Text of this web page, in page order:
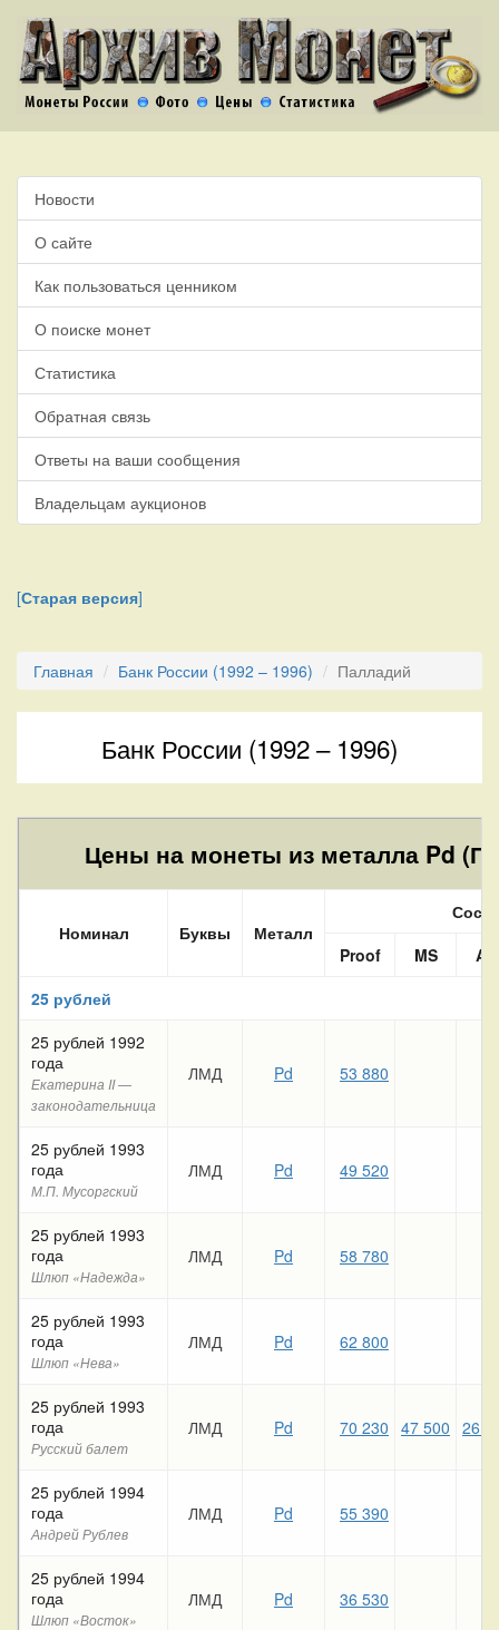
Новости
О сайте
Как пользоваться ценником
О поиске монет
Статистика
Обратная связь
Ответы на ваши сообщения
Владельцам аукционов
[Старая версия]
Главная Банк России (1992 – 1996) Палладий
Банк России (1992 – 1996)
Цены на монеты из металла Pd
Номинал Буквы Металл
Proof
MS
AU
25 рублей
25 рублей 1992
года
Екатерина II —
законодательница
ЛМД Pd 53 880
25 рублей 1993
года
М.П. Мусоргский
ЛМД Pd 49 520
25 рублей 1993
года
Шлюп «Надежда»
ЛМД Pd 58 780
25 рублей 1993
года
Шлюп «Нева»
ЛМД Pd 62 800
25 рублей 1993
года
Русский балет
ЛМД Pd 70 230 47 500 26
25 рублей 1994
года
Андрей Рублев
ЛМД Pd 55 390
25 рублей 1994
года
Шлюп «Восток»
ЛМД Pd 36 530